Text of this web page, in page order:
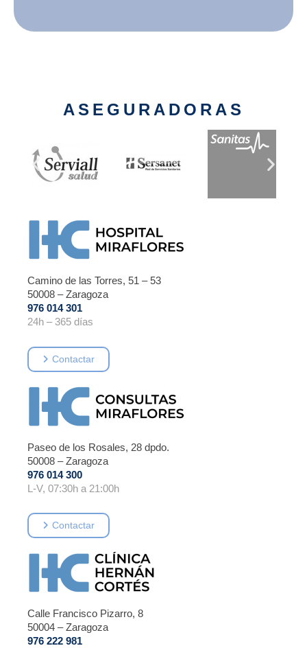
ASEGURADORAS
Camino de las Torres, 51 – 53
50008 – Zaragoza
976 014 301
24h – 365 días
Contactar
Paseo de los Rosales, 28 dpdo.
50008 – Zaragoza
976 014 300
L-V, 07:30h a 21:00h
Contactar
Calle Francisco Pizarro, 8
50004 – Zaragoza
976 222 981